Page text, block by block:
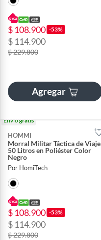
$ 108.900 -53%
$ 114.900
$ 229.800
Agregar
Envíogratis
HOMMI
Morral Militar Táctica de Viaje
50 Litros en Poliéster Color
Negro
Por HomiTech
$ 108.900 -53%
$ 114.900
$ 229.800